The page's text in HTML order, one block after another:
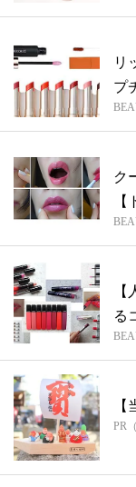
リ
プ
ク
リ
る
イ
PR